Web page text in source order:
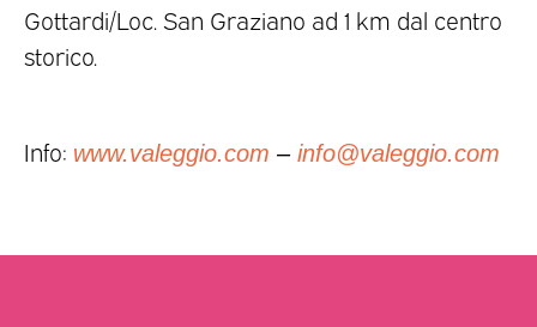
Gottardi/Loc. San Graziano ad 1 km dal centro
storico.
Info: www.valeggio.com – info@valeggio.com